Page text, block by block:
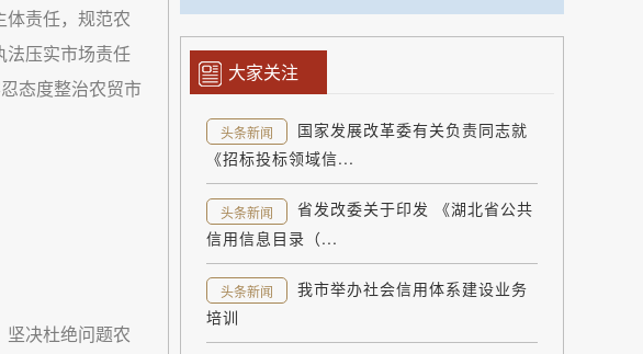
责任，规范农
法压实市场责任
态度整治农贸市
决杜绝问题农
大家关注
头条新闻
国家发展改革委有关负责同志就
《招标投标领域信...
头条新闻
省发改委关于印发 《湖北省公共
信用信息目录（...
头条新闻
我市举办社会信用体系建设业务
培训